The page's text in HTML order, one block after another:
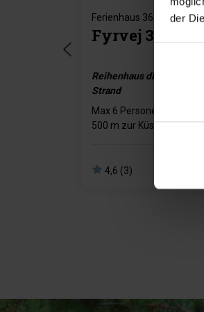
der
Ferienhaus 362 • Blåvand
Fyrvej 36A
Reihenhaus dicht am Ort
Strand
Max 6 Personen
500 m zur Küste
4,6 (3)